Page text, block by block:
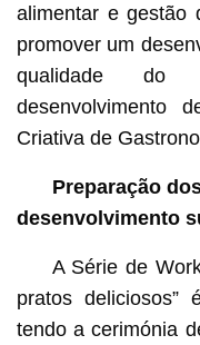
segredo por
alimentar e gestão
promover um
qualidade do
desenvolvimento
Criativa de
Preparação
desenvolvimento
A Série de
pratos deliciosos”
tendo a cerimónia